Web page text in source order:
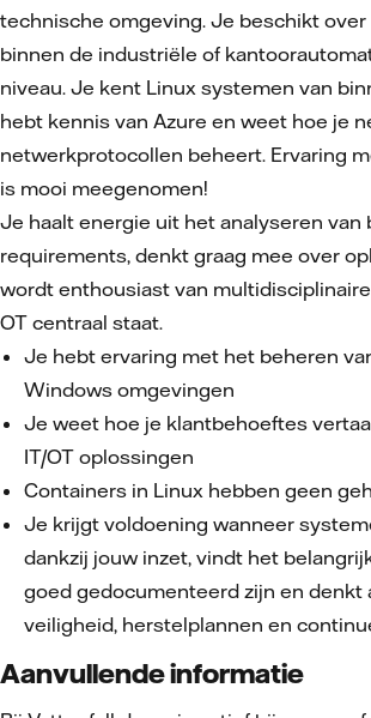
technische omgeving. Je beschikt over
binnen de industriële of
niveau. Je kent Linux systemen van
hebt kennis van Azure en weet hoe je
netwerkprotocollen beheert. Ervaring
is mooi meegenomen!
Je haalt energie uit het analyseren van
requirements, denkt graag mee over
wordt enthousiast van
OT centraal staat.
Je hebt ervaring met het beheren
Windows omgevingen
Je weet hoe je klantbehoeftes
IT/OT oplossingen
Containers in Linux hebben geen
Je krijgt voldoening wanneer
dankzij jouw inzet, vindt het
goed gedocumenteerd zijn en denkt
veiligheid, herstelplannen en
Aanvullende informatie